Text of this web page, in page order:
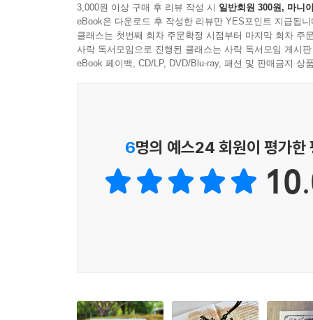
능력이 폭발적으로 성장하는 6~7세부터 제대로
〈나의 첫 세계사〉 시리즈는 최초의 문명이 발
20권으로 출간됩니다. 인도, 중국, 일본, 미국 등
역사 선생님이 직접 쓰고 뛰어난 화가들이 그렸습
이 시리즈는 중학교에서 역사를 가르치며 학
학생들에게 역사를 가르치며 쌓아 온 경험을
작업하여 주제에 꼭 어울리는 멋진 그림책을 완성
3,000원 이상 구매 후 리뷰 작성 시 일반회원 300원, 마니
eBook은 다운로드 후 작성한 리뷰만 YES포인트 지급됩니
클래스는 첫번째 회차 주문확정 시점부터 마지막 회차 주
사락 독서모임으로 진행된 클래스는 사락 독서모임 게시
eBook 페이백, CD/LP, DVD/Blu-ray, 패션 및 판매금지 상
6명의 예스24 회원이 평가한